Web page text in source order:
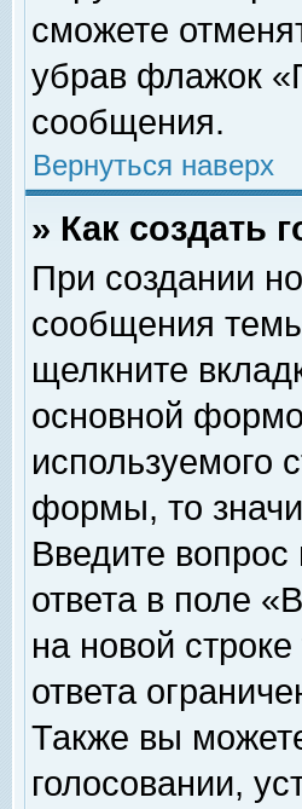
сможете
убрав флажок
сообщения.
Вернуться наверх
» Как создать
При создании
сообщения
щелкните
основной
используемого
формы, то
Введите
ответа в поле
на новой
ответа
Также вы
голосовании,